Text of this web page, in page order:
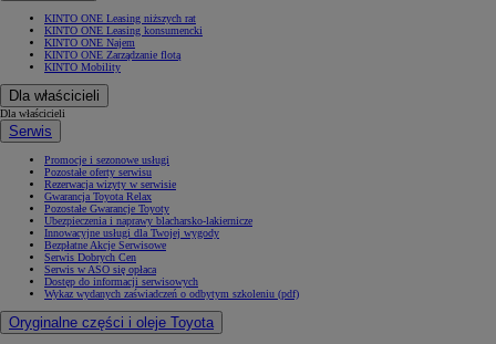
KINTO ONE Leasing niższych rat
KINTO ONE Leasing konsumencki
KINTO ONE Najem
KINTO ONE Zarządzanie flotą
KINTO Mobility
Dla właścicieli
Dla właścicieli
Serwis
Promocje i sezonowe usługi
Pozostałe oferty serwisu
Rezerwacja wizyty w serwisie
Gwarancja Toyota Relax
Pozostałe Gwarancje Toyoty
Ubezpieczenia i naprawy blacharsko-lakiernicze
Innowacyjne usługi dla Twojej wygody
Bezpłatne Akcje Serwisowe
Serwis Dobrych Cen
Serwis w ASO się opłaca
Dostęp do informacji serwisowych
Wykaz wydanych zaświadczeń o odbytym szkoleniu (pdf)
Oryginalne części i oleje Toyota